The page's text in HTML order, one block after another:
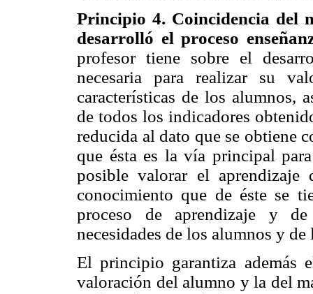
Principio 4. Coincidencia del
desarrolló el proceso
profesor tiene sobre el
necesaria para realizar su
características de los alumnos,
de todos los indicadores
reducida al dato que se obtiene
que ésta es la vía principal
posible valorar el aprendizaje
conocimiento que de éste se
proceso de aprendizaje y
necesidades de los alumnos y
El principio garantiza además
valoración del alumno y la del